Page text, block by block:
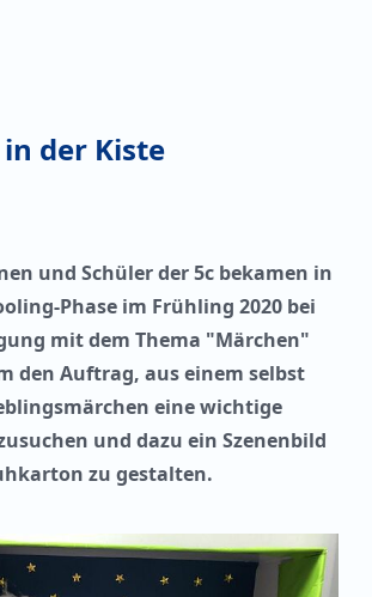
der Kiste
und Schüler der 5c bekamen in
Phase im Frühling 2020 bei
mit dem Thema "Märchen"
den Auftrag, aus einem selbst
eine wichtige
und dazu ein Szenenbild
zu gestalten.